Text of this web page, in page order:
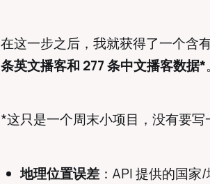
在这一步之后，我就获得了一个含
条英文播客和 277 条中文播客数据*。
*这只是一个周末小项目，没有要
地理位置误差：API 提供的国家